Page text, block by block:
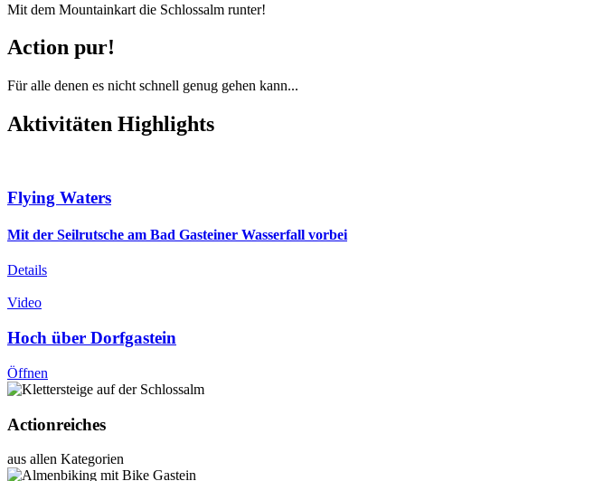
Mit dem Mountainkart die Schlossalm runter!
Action pur!
Für alle denen es nicht schnell genug gehen kann...
Aktivitäten Highlights
Flying Waters
Mit der Seilrutsche am Bad Gasteiner Wasserfall vorbei
Details
Video
Hoch über Dorfgastein
Öffnen
Actionreiches
aus allen Kategorien